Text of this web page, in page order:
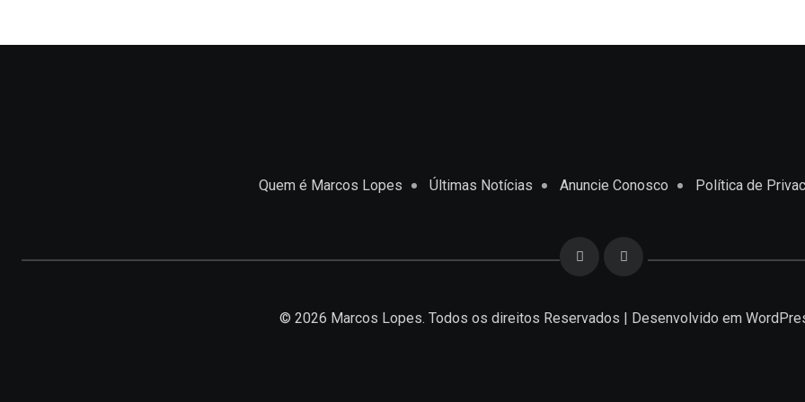
Quem é Marcos Lopes Últimas Notícias Anuncie Conosco Política de
© 2026 Marcos Lopes. Todos os direitos Reservados | Desenvolvido em